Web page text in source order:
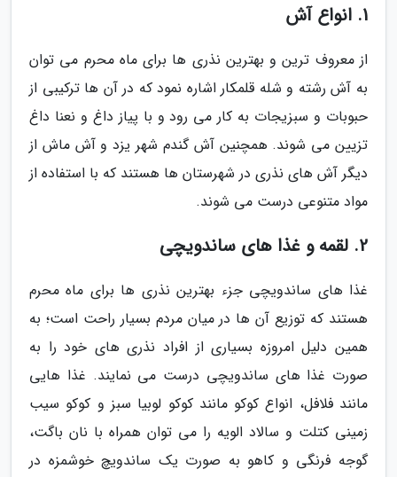
1. انواع آش
از معروف ترین و بهترین نذری ها برای ماه محرم می توان
به آش رشته و شله قلمکار اشاره نمود که در آن ها ترکیبی از
حبوبات و سبزیجات به کار می رود و با پیاز داغ و نعنا داغ
تزیین می شوند. همچنین آش گندم شهر یزد و آش ماش از
دیگر آش های نذری در شهرستان ها هستند که با استفاده از
مواد متنوعی درست می شوند.
2. لقمه و غذا های ساندویچی
غذا های ساندویچی جزء بهترین نذری ها برای ماه محرم
هستند که توزیع آن ها در میان مردم بسیار راحت است؛ به
همین دلیل امروزه بسیاری از افراد نذری های خود را به
صورت غذا های ساندویچی درست می نمایند. غذا هایی
مانند فلافل، انواع کوکو مانند کوکو لوبیا سبز و کوکو سیب
زمینی کتلت و سالاد الویه را می توان همراه با نان باگت،
گوجه فرنگی و کاهو به صورت یک ساندویچ خوشمزه در